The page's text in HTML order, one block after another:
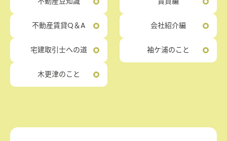
不動産賃貸Q＆A 会社紹介編
宅建取引士への道 袖ケ浦のこと
木更津のこと